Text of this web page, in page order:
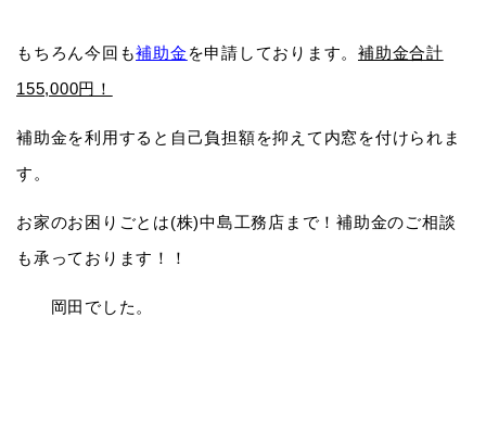
もちろん今回も補助金 を申請しております。 補助金合計
155,000円！
補助金を利用すると自己負担額を抑えて内窓を付けられま
す。
お家のお困りごとは(株)中島工務店まで！補助金のご相談
も承っております！！
岡田でした。